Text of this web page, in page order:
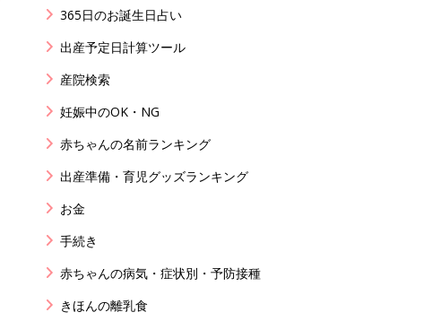
365日のお誕生日占い
出産予定日計算ツール
産院検索
妊娠中のOK・NG
赤ちゃんの名前ランキング
出産準備・育児グッズランキング
お金
手続き
赤ちゃんの病気・症状別・予防接種
きほんの離乳食